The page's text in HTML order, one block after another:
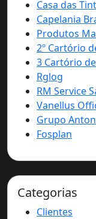
Casa das
Capelania
Produtos
2º Cartório
3 Cartório
Rglog
RM Service
Vanellus
Grupo
Fosplan
Categorias
Clientes